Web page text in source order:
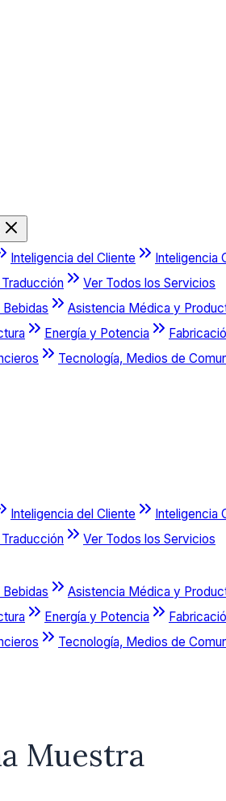
Inteligencia del Cliente Inteligencia
Ver Todos los Servicios
Asistencia Médica y
Energía y Potencia
Tecnología, Medios de
Inteligencia del Cliente Inteligencia
Ver Todos los Servicios
Asistencia Médica y
Energía y Potencia
Tecnología, Medios de
Muestra